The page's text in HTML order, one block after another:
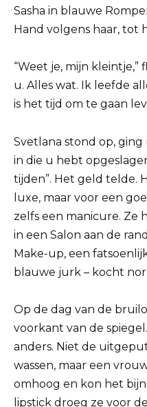
Sasha in blauwe
Hand volgens haar, tot
“Weet je, mijn kleintje,”
u. Alles wat. Ik leefde
is het tijd om te gaan
Svetlana stond op,
in die u hebt
tijden”. Het geld telde.
luxe, maar voor een
zelfs een manicure. Ze
in een Salon aan de
Make-up, een
blauwe jurk – kocht
Op de dag van de
voorkant van de
anders. Niet de
wassen, maar een
omhoog en kon het
lipstick droeg ze voor